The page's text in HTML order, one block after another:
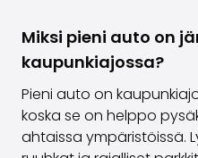
Miksi pieni auto on
kaupunkiajossa?
Pieni auto on
koska se on helppo
ahtaissa ympäristöissä.